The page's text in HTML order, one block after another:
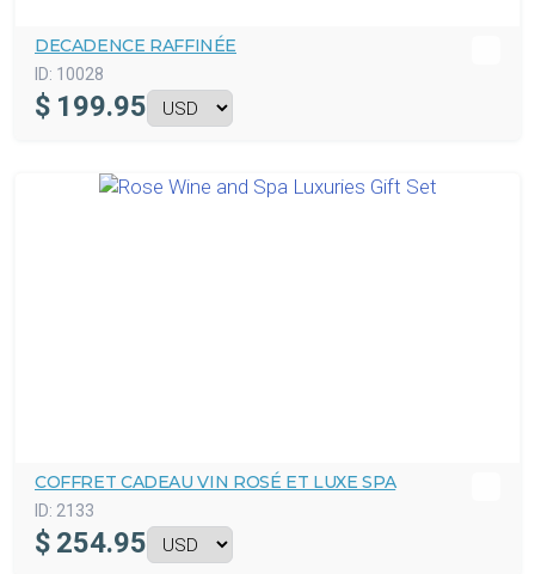
DECADENCE RAFFINÉE
ID: 10028
$ 199.95
COFFRET CADEAU VIN ROSÉ ET LUXE SPA
ID: 2133
$ 254.95